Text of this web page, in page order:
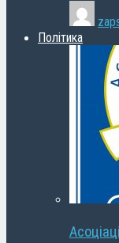
Політика